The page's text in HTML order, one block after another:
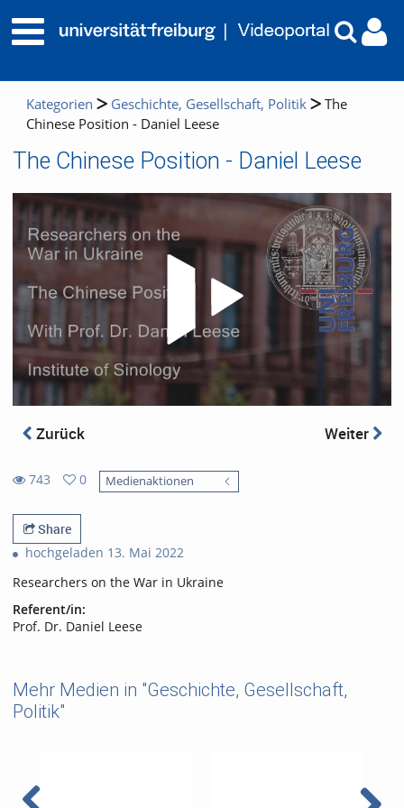
Kategorien Geschichte, Gesellschaft, Politik
The
Chinese Position - Daniel Leese
The Chinese Position - Daniel Leese
Zurück Weiter
743
views
0
favorites
Medienaktionen
Share
hochgeladen 13. Mai 2022
Researchers on the War in Ukraine
Referent/in:
Prof. Dr. Daniel Leese
Mehr Medien in "Geschichte, Gesellschaft,
Politik"